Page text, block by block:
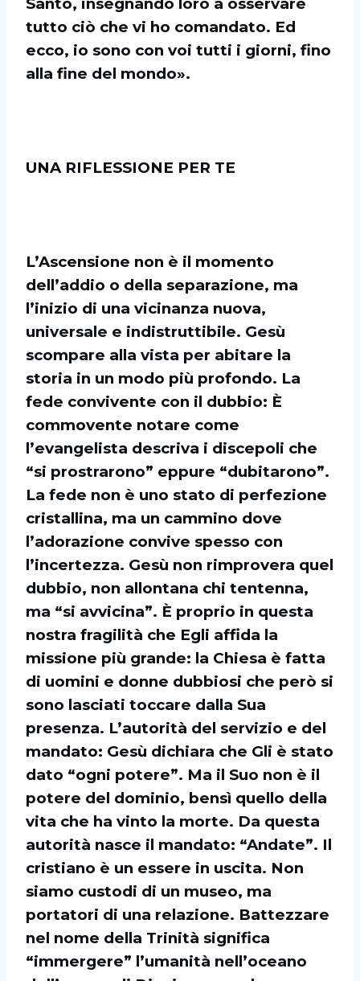
Santo, insegnando loro a osservare
tutto ciò che vi ho comandato. Ed
ecco, io sono con voi tutti i giorni, fino
alla fine del mondo».
UNA RIFLESSIONE PER TE
L’Ascensione non è il momento
dell’addio o della separazione, ma
l’inizio di una vicinanza nuova,
universale e indistruttibile. Gesù
scompare alla vista per abitare la
storia in un modo più profondo. La
fede convivente con il dubbio: È
commovente notare come
l’evangelista descriva i discepoli che
“si prostrarono” eppure “dubitarono”.
La fede non è uno stato di perfezione
cristallina, ma un cammino dove
l’adorazione convive spesso con
l’incertezza. Gesù non rimprovera quel
dubbio, non allontana chi tentenna,
ma “si avvicina”. È proprio in questa
nostra fragilità che Egli affida la
missione più grande: la Chiesa è fatta
di uomini e donne dubbiosi che però si
sono lasciati toccare dalla Sua
presenza. L’autorità del servizio e del
mandato: Gesù dichiara che Gli è stato
dato “ogni potere”. Ma il Suo non è il
potere del dominio, bensì quello della
vita che ha vinto la morte. Da questa
autorità nasce il mandato: “Andate”. Il
cristiano è un essere in uscita. Non
siamo custodi di un museo, ma
portatori di una relazione. Battezzare
nel nome della Trinità significa
“immergere” l’umanità nell’oceano